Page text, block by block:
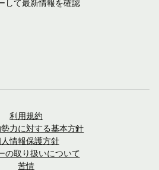
して最新情報を確認
利用規約
勢力に対する基本方針
情報保護方針
の取り扱いについて
苦情